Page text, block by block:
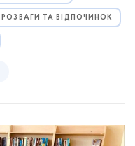
РОЗВАГИ ТА ВІДПОЧИНОК